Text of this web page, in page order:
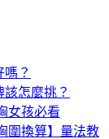
？
該怎麼挑？
女孩必看
圍換算】量法教